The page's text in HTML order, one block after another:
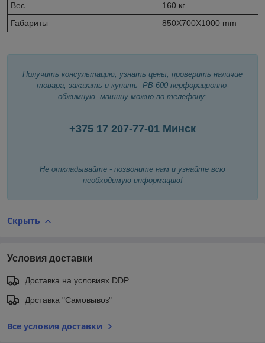
Вес
160 кг
Габариты
850X700X1000 mm
Получить консультацию, узнать цены, проверить наличие
товара, заказать и купить PB-600 перфорационно-
обжимную машину можно по телефону:
+375 17 207-77-01 Минск
Не откладывайте - позвоните нам и узнайте всю
необходимую информацию!
Скрыть
Условия доставки
Доставка на условиях DDP
Доставка "Самовывоз"
Все условия доставки